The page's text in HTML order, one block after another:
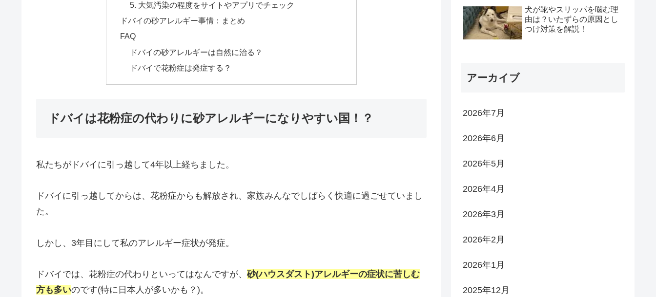
5. 大気汚染の程度をサイトやアプリでチェック
ドバイの砂アレルギー事情：まとめ
FAQ
ドバイの砂アレルギーは自然に治る？
ドバイで花粉症は発症する？
ドバイは花粉症の代わりに砂アレルギーになりやすい国！？
私たちがドバイに引っ越して4年以上経ちました。
ドバイに引っ越してからは、花粉症からも解放され、家族みんなでしばらく快適に過ごせていまし
た。
しかし、3年目にして私のアレルギー症状が発症。
ドバイでは、花粉症の代わりといってはなんですが、砂(ハウスダスト)アレルギーの症状に苦しむ
方も多いのです(特に日本人が多いかも？)。
犬が靴やスリッパを噛む理
由は？いたずらの原因とし
つけ対策を解説！
アーカイブ
2026年7月
2026年6月
2026年5月
2026年4月
2026年3月
2026年2月
2026年1月
2025年12月